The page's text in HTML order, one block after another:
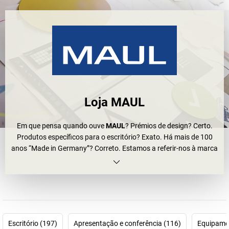
Loja MAUL
Em que pensa quando ouveMAUL? Prémios de design? Certo.
Produtos específicos para o escritório? Exato. Há mais de 100
anos “Made in Germany”? Correto. Estamos a referir-nos à marca
MAUL – uma das empresas alemãs mais modernas que
importa se pretende comprar
lâmpadas e candeeiros
flipcharts
Escritório (197) Apresentação e conferência (116)